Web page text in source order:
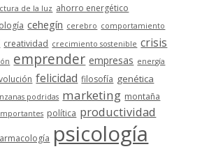
de la luz ahorro energético
cehegín cerebro comportamiento
creatividad crecimiento sostenible crisis
emprender empresas energía
felicidad filosofía genética
podridas marketing montaña
política productividad
psicología